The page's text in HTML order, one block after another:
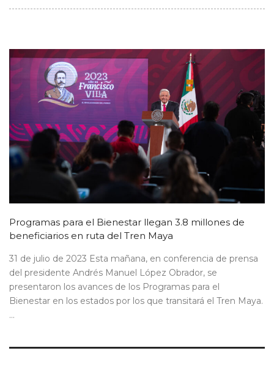
Programas para el Bienestar llegan 3.8 millones de
beneficiarios en ruta del Tren Maya
31 de julio de 2023 Esta mañana, en conferencia de prensa
del presidente Andrés Manuel López Obrador, se
presentaron los avances de los Programas para el
Bienestar en los estados por los que transitará el Tren Maya.
...